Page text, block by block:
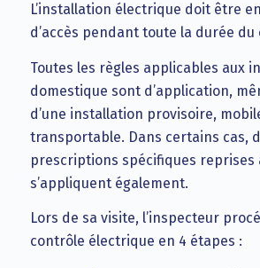
L’installation électrique doit être
d’accès pendant toute la durée du
Toutes les règles applicables aux
domestique sont d’application,
d’une installation provisoire,
transportable. Dans certains cas,
prescriptions spécifiques reprises
s’appliquent également.
Lors de sa visite, l’inspecteur
contrôle électrique en 4 étapes :